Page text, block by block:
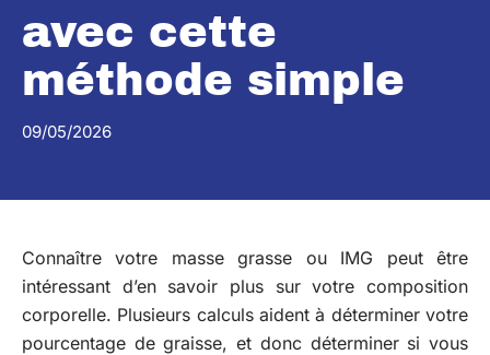
avec cette
méthode simple
09/05/2026
Connaître votre masse grasse ou IMG peut être
intéressant d’en savoir plus sur votre composition
corporelle. Plusieurs calculs aident à déterminer votre
pourcentage de graisse, et donc déterminer si vous